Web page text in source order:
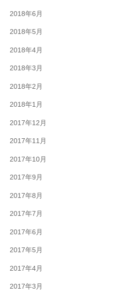
2018年6月
2018年5月
2018年4月
2018年3月
2018年2月
2018年1月
2017年12月
2017年11月
2017年10月
2017年9月
2017年8月
2017年7月
2017年6月
2017年5月
2017年4月
2017年3月